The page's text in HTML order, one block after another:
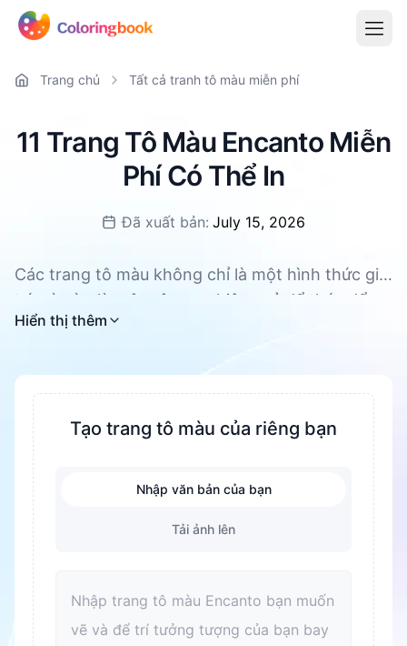
Trang chủ Tất cả tranh tô màu miễn phí
11 Trang Tô Màu Encanto Miễn
Phí Có Thể In
Đã xuất bản: July 15, 2026
Các trang tô màu không chỉ là một hình thức giải
trí mà còn là một công cụ hiệu quả để thúc đẩy
sự phát triển toàn diện của trẻ em. Chúng có thể
dưỡng sự sáng tạo và trí tưởng tượng. Trong quá
trình tô màu, khả năng phối hợp tay mắt và kỹ
năng vận động tinh của trẻ được rèn luyện.
Đồng thời, đây cũng là một cách tuyệt vời để
giảm căng thẳng và giúp trẻ thư giãn. Tô màu
còn có thể nâng cao khả năng nhận biết màu
sắc và cải thiện cảm nhận thẩm mỹ. Đối với
người lớn, tô màu cũng là một cách tốt để thư
giãn và giảm căng thẳng. Hơn nữa, tô màu có
thể trở thành một sợi dây gắn kết gia đình để
cùng nhau dành thời gian chất lượng và cải thiện
Tất cả các trang tô màu Encanto đều có sẵn để
Hiển thị thêm
Tạo trang tô màu của riêng bạn
Nhập văn bản của bạn
Tải ảnh lên